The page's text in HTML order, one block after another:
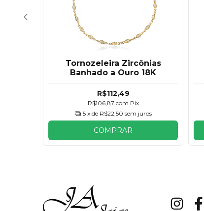
Tornozeleira Zircônias
Banhado a Ouro 18K
R$112,49
R$106,87 com Pix
5 x de R$22,50 sem juros
COMPRAR